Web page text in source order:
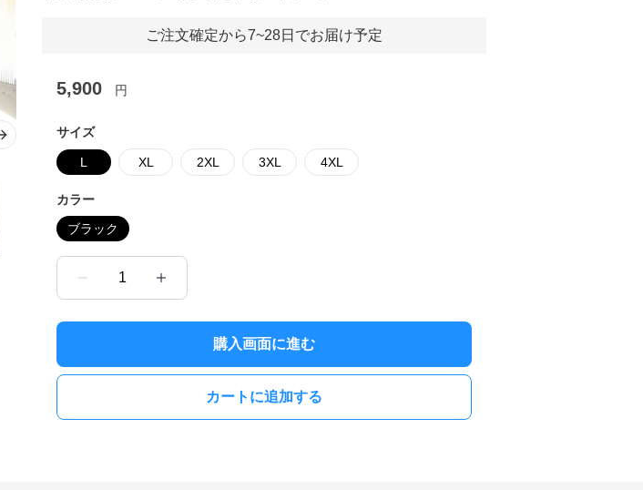
Next slide
ご注文確定から7~28日でお届け予定
5,900 円
サイズ
L XL 2XL 3XL 4XL
カラー
ブラック
1
購入画面に進む
カートに追加する